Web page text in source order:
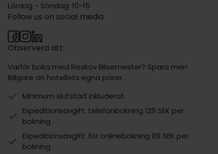
Lördag - Söndag: 10-15
Observera att:
Varför boka med Risskov Bilsemester? Spara mer!
Billgare än hotellets egna priser.
Minimum slutstäd inkluderat
Expeditionsavgift: telefonbokning 129 SEK per
bokning
Expeditionsavgift: för onlinebokning 89 SEK per
bokning
Follow us on social media